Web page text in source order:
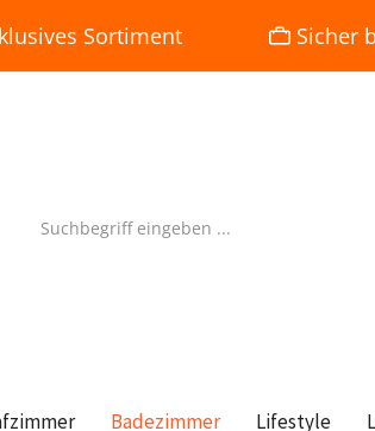
Sortiment Sicher
Badezimmer Lifestyle